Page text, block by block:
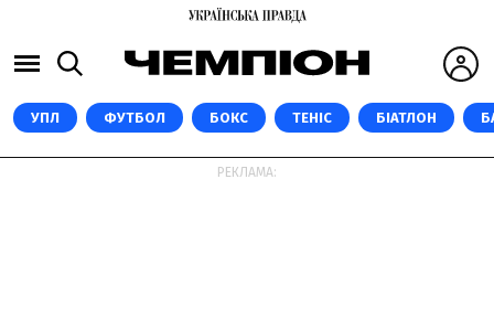
УПЛ ФУТБОЛ БОКС ТЕНІС БІАТЛОН
РЕКЛАМА: